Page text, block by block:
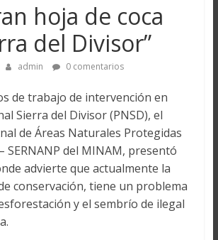
hoja de coca
del Divisor”
admin 0 comentarios
de trabajo de intervención en
Sierra del Divisor (PNSD), el
de Áreas Naturales Protegidas
SERNANP del MINAM, presentó
advierte que actualmente la
conservación, tiene un problema
y el sembrío de ilegal